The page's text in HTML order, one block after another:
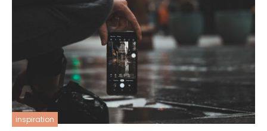
inspiration